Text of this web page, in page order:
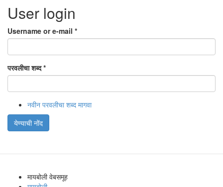
User login
Username or e-mail *
परवलीचा शब्द*
नवीन परवलीचा शब्द मागवा
येण्याची नोंद
मायबोली वेबसमूह